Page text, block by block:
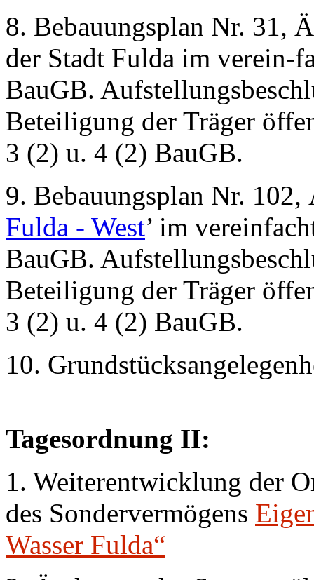
8. Bebauungsplan Nr. 31,
der Stadt Fulda im verein-
BauGB.
Beteiligung der Träger
3 (2) u. 4 (2) BauGB.
9. Bebauungsplan Nr. 102,
Fulda - West’ im
BauGB.
Beteiligung der Träger
3 (2) u. 4 (2) BauGB.
10.
Tagesordnung II:
1. Weiterentwicklung der
des Sondervermögens
Wasser Fulda“